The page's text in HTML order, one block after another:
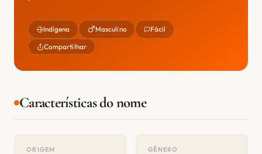
Indígena Masculino Fácil
Compartilhar
Características do nome
ORIGEM GÊNERO